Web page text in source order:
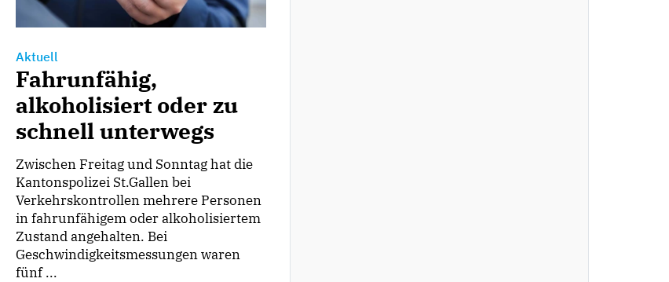
Aktuell
Fahrunfähig,
alkoholisiert oder zu
schnell unterwegs
Zwischen Freitag und Sonntag hat die
Kantonspolizei St.Gallen bei
Verkehrskontrollen mehrere Personen
in fahrunfähigem oder alkoholisiertem
Zustand angehalten. Bei
Geschwindigkeitsmessungen waren
fünf ...